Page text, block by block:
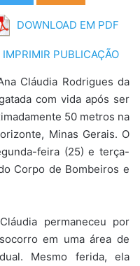
DOWNLOAD EM PDF
IMPRIMIR PUBLICAÇÃO
Cláudia Rodrigues da
com vida após ser
50 metros na
Minas Gerais. O
feira (25) e terça-
Corpo de Bombeiros e
permaneceu por
em uma área de
Mesmo ferida, ela